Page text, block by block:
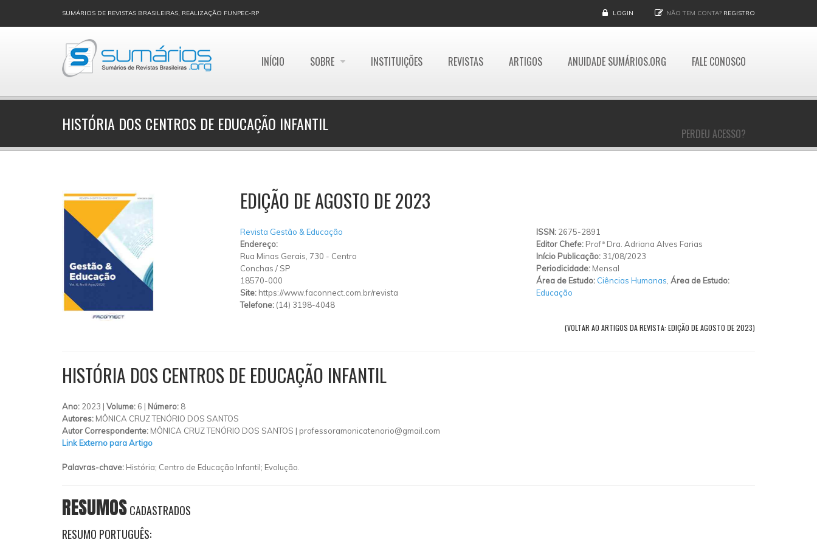
SUMÁRIOS DE REVISTAS BRASILEIRAS, REALIZAÇÃO FUNPEC-RP LOGIN NÃO TEM CONTA? REGISTRO
INÍCIO SOBRE INSTITUIÇÕES REVISTAS ARTIGOS ANUIDADE SUMÁRIOS.ORG FALE CONOSCO
PERDEU ACESSO?
HISTÓRIA DOS CENTROS DE EDUCAÇÃO INFANTIL
EDIÇÃO DE AGOSTO DE 2023
Revista Gestão & Educação
Endereço:
Rua Minas Gerais, 730 - Centro
Conchas / SP
18570-000
Site: https://www.faconnect.com.br/revista
Telefone: (14) 3198-4048
ISSN: 2675-2891
Editor Chefe: Profª Dra. Adriana Alves Farias
Início Publicação: 31/08/2023
Periodicidade: Mensal
Área de Estudo: Ciências Humanas Área de Estudo:
Educação
(VOLTAR AO ARTIGOS DA REVISTA: EDIÇÃO DE AGOSTO DE 2023)
HISTÓRIA DOS CENTROS DE EDUCAÇÃO INFANTIL
Ano: 2023 | Volume: 6 | Número: 8
Autores: MÔNICA CRUZ TENÓRIO DOS SANTOS
Autor Correspondente: MÔNICA CRUZ TENÓRIO DOS SANTOS | professoramonicatenorio@gmail.com
Link Externo para Artigo
Palavras-chave: História; Centro de Educação Infantil; Evolução.
RESUMOSCADASTRADOS
RESUMO PORTUGUÊS: